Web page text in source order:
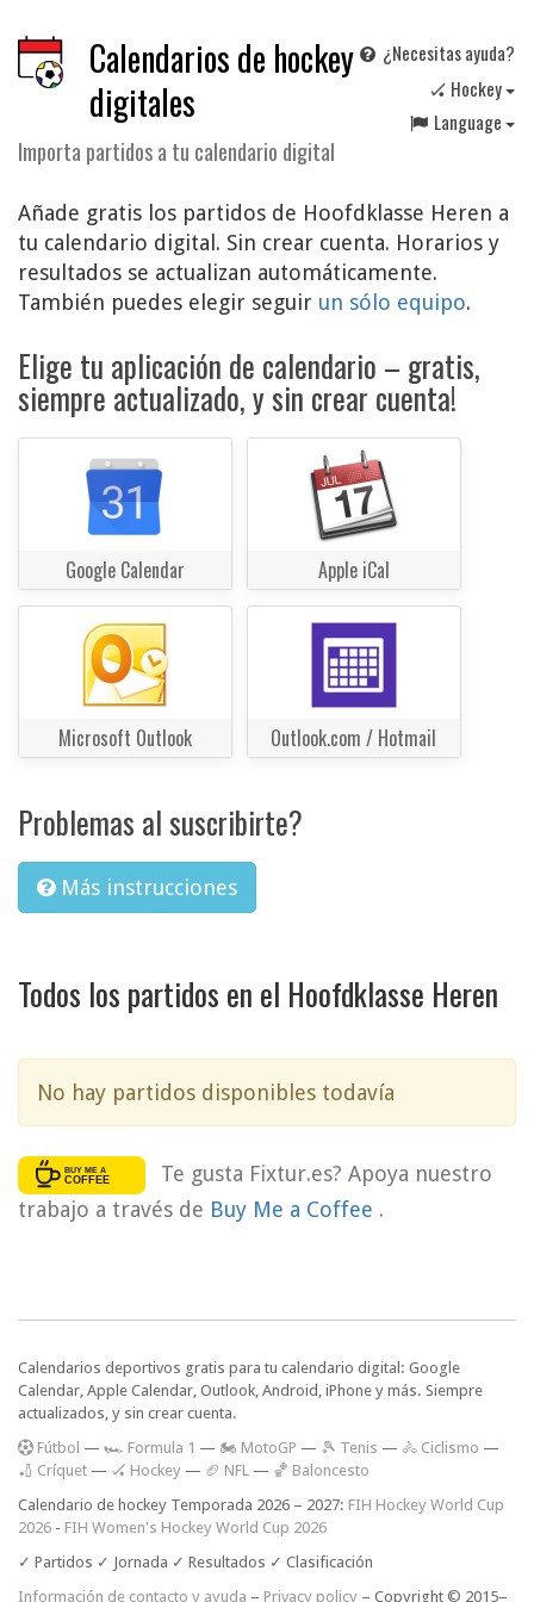
Calendarios de hockey
digitales
Importa partidos a tu calendario digital
¿Necesitas ayuda?
🏑 Hockey
Language
Añade gratis los partidos de Hoofdklasse Heren a
tu calendario digital. Sin crear cuenta. Horarios y
resultados se actualizan automáticamente.
También puedes elegir seguir un sólo equipo.
Elige tu aplicación de calendario – gratis,
siempre actualizado, y sin crear cuenta!
Google Calendar Apple iCal
Microsoft Outlook Outlook.com / Hotmail
Problemas al suscribirte?
Más instrucciones
Todos los partidos en el Hoofdklasse Heren
No hay partidos disponibles todavía
Te gusta Fixtur.es? Apoya nuestro
trabajo a través de Buy Me a Coffee .
Calendarios deportivos gratis para tu calendario digital: Google
Calendar, Apple Calendar, Outlook, Android, iPhone y más. Siempre
actualizados, y sin crear cuenta.
Fútbol — 🏎️ Formula 1 — 🏍 MotoGP — 🎾 Tenis — 🚴 Ciclismo —
🏏 Críquet — 🏑 Hockey — 🏈 NFL — 🏀 Baloncesto
Calendario de hockey Temporada 2026 – 2027: FIH Hockey World Cup
2026 - FIH Women's Hockey World Cup 2026
✓ Partidos ✓ Jornada ✓ Resultados ✓ Clasificación
Información de contacto y ayuda – Privacy policy – Copyright © 2015–